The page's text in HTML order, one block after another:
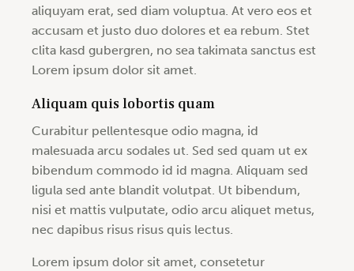
aliquyam erat, sed diam voluptua. At vero eos et
accusam et justo duo dolores et ea rebum. Stet
clita kasd gubergren, no sea takimata sanctus est
Lorem ipsum dolor sit amet.
Aliquam quis lobortis quam
Curabitur pellentesque odio magna, id
malesuada arcu sodales ut. Sed sed quam ut ex
bibendum commodo id id magna. Aliquam sed
ligula sed ante blandit volutpat. Ut bibendum,
nisi et mattis vulputate, odio arcu aliquet metus,
nec dapibus risus risus quis lectus.
Lorem ipsum dolor sit amet, consetetur